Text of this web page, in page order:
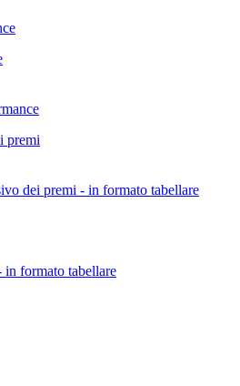
premi
dei premi - in formato tabellare
formato tabellare